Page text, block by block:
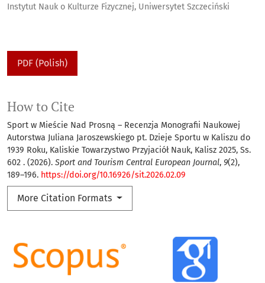
Instytut Nauk o Kulturze Fizycznej, Uniwersytet Szczeciński
PDF (Polish)
How to Cite
Sport w Mieście Nad Prosną – Recenzja Monografii Naukowej
Autorstwa Juliana Jaroszewskiego pt. Dzieje Sportu w Kaliszu do
1939 Roku, Kaliskie Towarzystwo Przyjaciół Nauk, Kalisz 2025, Ss.
602 . (2026). Sport and Tourism Central European Journal, 9(2),
189–196. https://doi.org/10.16926/sit.2026.02.09
More Citation Formats